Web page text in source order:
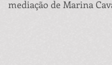
mediação de Marina